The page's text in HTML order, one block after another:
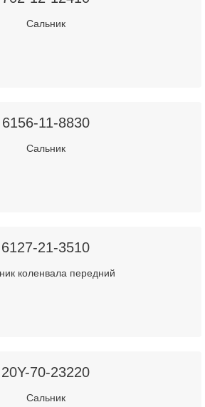
Сальник
6156-11-8830
Сальник
6127-21-3510
коленвала передний
20Y-70-23220
Сальник